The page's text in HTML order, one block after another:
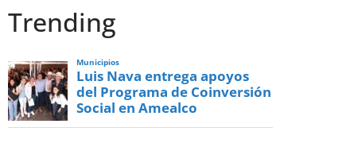
Trending
Municipios
Luis Nava entrega apoyos
del Programa de Coinversión
Social en Amealco